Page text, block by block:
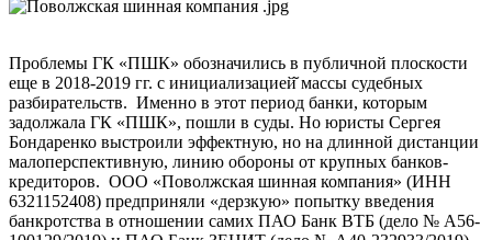
Проблемы ГК «ПШК» обозначились в публичной плоскости
еще в 2018-2019 гг. с инициализацией̆ массы судебных
разбирательств. Именно в этот период банки, которым
задолжала ГК «ПШК», пошли в суды. Но юристы Сергея
Бондаренко выстроили эффектную, но на длинной дистанции
малоперспективную, линию обороны от крупных банков-
кредиторов. ООО «Поволжская шинная компания» (ИНН
6321152408) предприняли «дерзкую» попытку введения
банкротства в отношении самих ПАО Банк ВТБ (дело № А56-